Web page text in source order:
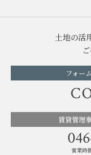
土地の活
フォー
賃貸管理
営業時